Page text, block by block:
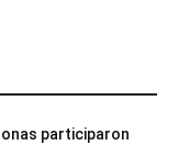
participaron